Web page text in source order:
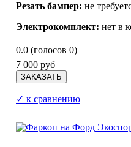
Резать бампер: не
Электрокомплект: нет в
0.0 (голосов 0)
7 000 руб
✓ к сравнению